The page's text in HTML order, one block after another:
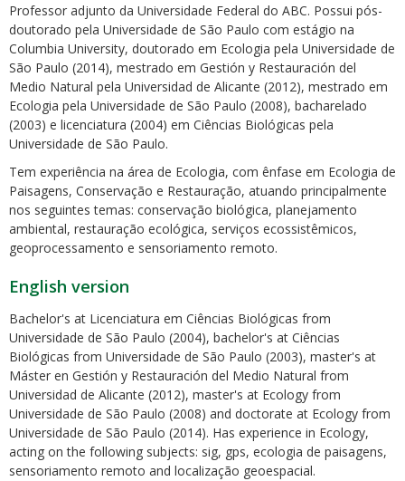
Professor adjunto da Universidade Federal do ABC. Possui pós-
doutorado pela Universidade de São Paulo com estágio na
Columbia University, doutorado em Ecologia pela Universidade de
São Paulo (2014), mestrado em Gestión y Restauración del
Medio Natural pela Universidad de Alicante (2012), mestrado em
Ecologia pela Universidade de São Paulo (2008), bacharelado
(2003) e licenciatura (2004) em Ciências Biológicas pela
Universidade de São Paulo.
Tem experiência na área de Ecologia, com ênfase em Ecologia de
Paisagens, Conservação e Restauração, atuando principalmente
nos seguintes temas: conservação biológica, planejamento
ambiental, restauração ecológica, serviços ecossistêmicos,
geoprocessamento e sensoriamento remoto.
English version
Bachelor's at Licenciatura em Ciências Biológicas from
Universidade de São Paulo (2004), bachelor's at Ciências
Biológicas from Universidade de São Paulo (2003), master's at
Máster en Gestión y Restauración del Medio Natural from
Universidad de Alicante (2012), master's at Ecology from
Universidade de São Paulo (2008) and doctorate at Ecology from
Universidade de São Paulo (2014). Has experience in Ecology,
acting on the following subjects: sig, gps, ecologia de paisagens,
sensoriamento remoto and localização geoespacial.